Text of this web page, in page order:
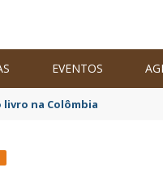
EVENTOS
o Brasil no XXIV